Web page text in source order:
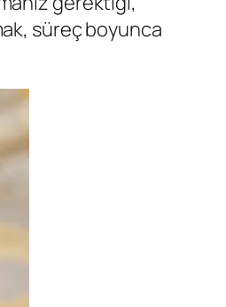
süreç boyunca